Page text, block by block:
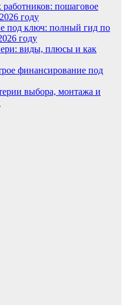
пошаговое
году
под ключ: полный гид по
году
виды, плюсы и как
финансирование под
выбора, монтажа и